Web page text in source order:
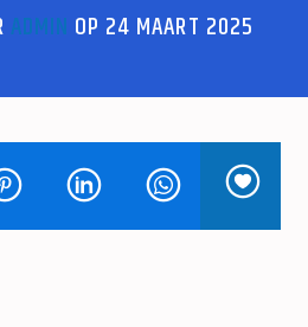
ADMIN OP 24 MAART 2025